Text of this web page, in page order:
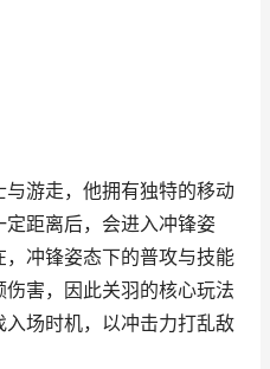
游走，他拥有独特的移动
距离后，会进入冲锋姿
冲锋姿态下的普攻与技能
害，因此关羽的核心玩法
场时机，以冲击力打乱敌